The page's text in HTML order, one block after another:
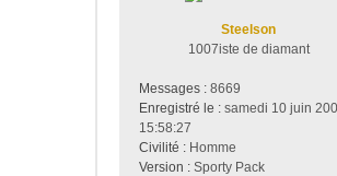
Steelson
1007iste de diamant
Messages : 8669
Enregistré le : samedi 10 juin
15:58:27
Civilité : Homme
Version : Sporty Pack